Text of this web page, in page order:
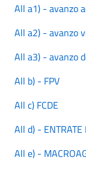
All a1) - avanzo
All a2) - avanzo
All a3) - avanzo
All b) - FPV
All c) FCDE
All d) - ENTRATE
All e) -